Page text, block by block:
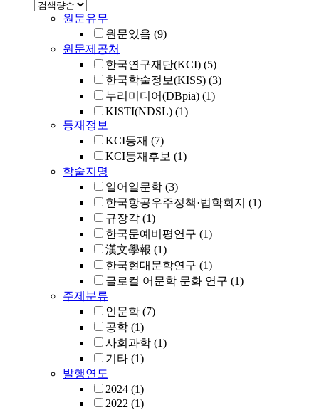
원문유무
원문있음 (9)
원문제공처
한국연구재단(KCI) (5)
한국학술정보(KISS) (3)
누리미디어(DBpia) (1)
KISTI(NDSL) (1)
등재정보
KCI등재 (7)
KCI등재후보 (1)
학술지명
일어일문학 (3)
한국항공우주정책·법학회지 (1)
규장각 (1)
한국문예비평연구 (1)
漢文學報 (1)
한국현대문학연구 (1)
글로컬 어문학 문화 연구 (1)
주제분류
인문학 (7)
공학 (1)
사회과학 (1)
기타 (1)
발행연도
2024 (1)
2022 (1)